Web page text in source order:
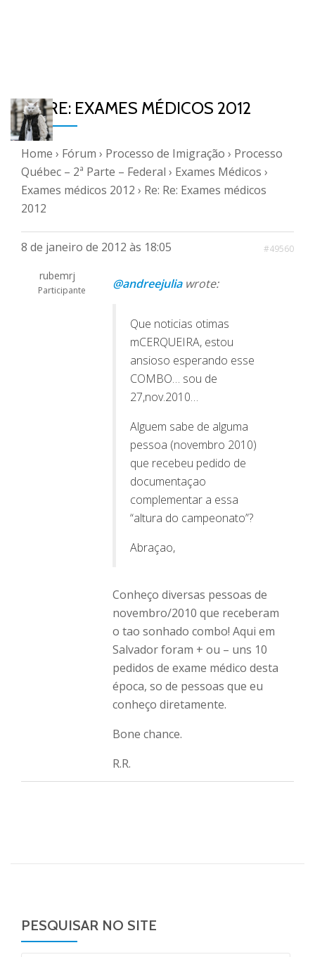
RE: RE: EXAMES MÉDICOS 2012
Home › Fórum › Processo de Imigração › Processo
Québec – 2ª Parte – Federal › Exames Médicos ›
Exames médicos 2012 › Re: Re: Exames médicos
2012
8 de janeiro de 2012 às 18:05 #49560
rubemrj
Participante @andreejuliawrote:
Que noticias otimas
mCERQUEIRA, estou
ansioso esperando esse
COMBO… sou de
27,nov.2010…
Alguem sabe de alguma
pessoa (novembro 2010)
que recebeu pedido de
documentaçao
complementar a essa
“altura do campeonato”?
Abraçao,
Conheço diversas pessoas de
novembro/2010 que receberam
o tao sonhado combo! Aqui em
Salvador foram + ou – uns 10
pedidos de exame médico desta
época, so de pessoas que eu
conheço diretamente.
Bone chance.
R.R.
PESQUISAR NO SITE